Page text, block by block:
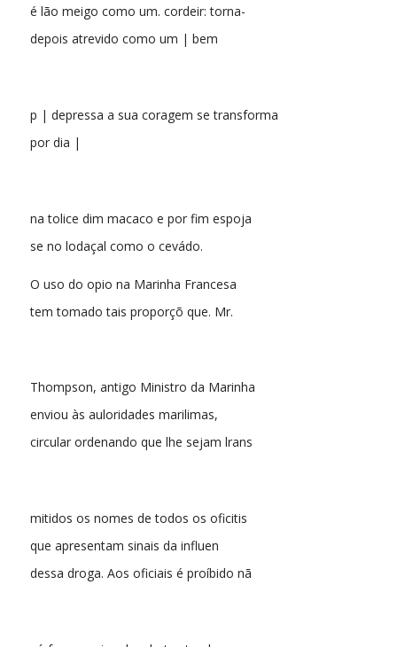
é lão meigo como um. cordeir: torna-
depois atrevido como um | bem
p | depressa a sua coragem se transforma
por dia |
na tolice dim macaco e por fim espoja
se no lodaçal como o cevádo.
O uso do opio na Marinha Francesa
tem tomado tais proporçõ que. Mr.
Thompson, antigo Ministro da Marinha
enviou às auloridades marilimas,
circular ordenando que lhe sejam lrans
mitidos os nomes de todos os oficitis
que apresentam sinais da influen
dessa droga. Aos oficiais é proíbido nã